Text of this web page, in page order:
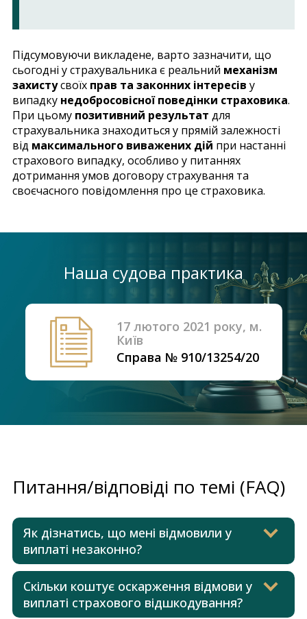
Підсумовуючи викладене, варто зазначити, що
сьогодні у страхувальника є реальний механізм
захистусвоїх прав та законних інтересів у
випадку недобросовісної поведінки страховика.
При цьому позитивний результат для
страхувальника знаходиться у прямій залежності
від максимального виважених дій при настанні
страхового випадку, особливо у питаннях
дотримання умов договору страхування та
своєчасного повідомлення про це страховика.
Наша судова практика
17 лютого 2021 року, м.
Київ
Справа № 910/13254/20
Питання/відповіді по темі (FAQ)
Як дізнатись, що мені відмовили у
виплаті незаконно?
Скільки коштує оскарження відмови у
виплаті страхового відшкодування?